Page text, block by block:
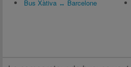
Bus Xàtiva ↔ Barcelone